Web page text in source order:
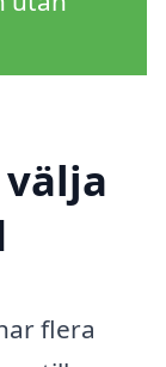
flera